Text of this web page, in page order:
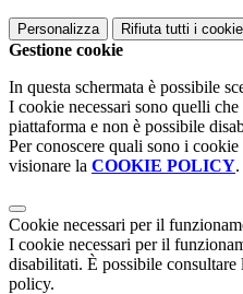
Personalizza Rifiuta tutti i
Gestione cookie
In questa schermata è possibile
I cookie necessari sono quelli
piattaforma e non è possibile
Per conoscere quali sono i
visionare la COOKIE POLICY.
Cookie necessari per il
I cookie necessari per il
disabilitati. È possibile
policy.